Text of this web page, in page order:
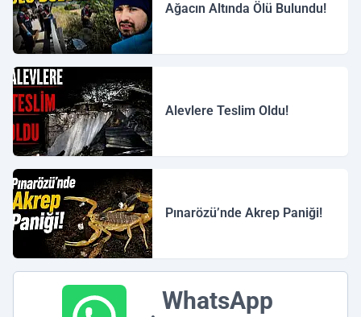
Ağacın Altında Ölü Bulundu!
Alevlere Teslim Oldu!
Pınarözü’nde Akrep Paniği!
WhatsApp